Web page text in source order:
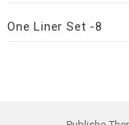
One Liner Set -8